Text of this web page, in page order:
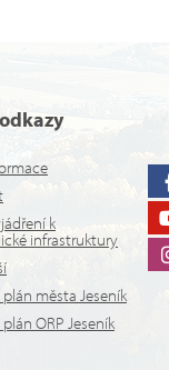
k
infrastruktury
města Jeseník
ORP Jeseník